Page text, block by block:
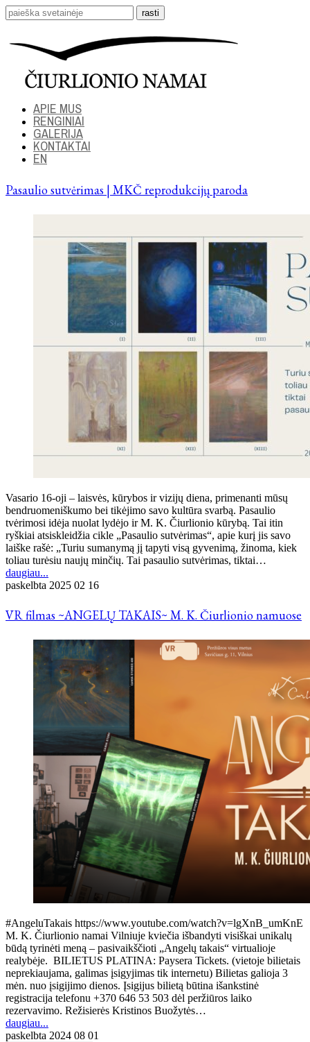
APIE MUS
RENGINIAI
GALERIJA
KONTAKTAI
EN
Pasaulio sutvėrimas | MKČ reprodukcijų paroda
Vasario 16-oji – laisvės, kūrybos ir vizijų diena, primenanti mūsų
bendruomeniškumo bei tikėjimo savo kultūra svarbą. Pasaulio
tvėrimosi idėja nuolat lydėjo ir M. K. Čiurlionio kūrybą. Tai itin
ryškiai atsiskleidžia cikle „Pasaulio sutvėrimas“, apie kurį jis savo
laiške rašė: „Turiu sumanymą jį tapyti visą gyvenimą, žinoma, kiek
toliau turėsiu naujų minčių. Tai pasaulio sutvėrimas, tiktai…
daugiau...
paskelbta 2025 02 16
VR filmas ~ANGELŲ TAKAIS~ M. K. Čiurlionio namuose
#AngeluTakais https://www.youtube.com/watch?v=lgXnB_umKnE
M. K. Čiurlionio namai Vilniuje kviečia išbandyti visiškai unikalų
būdą tyrinėti meną – pasivaikščioti „Angelų takais“ virtualioje
realybėje. BILIETUS PLATINA: Paysera Tickets. (vietoje bilietais
neprekiaujama, galimas įsigyjimas tik internetu) Bilietas galioja 3
mėn. nuo įsigijimo dienos. Įsigijus bilietą būtina išankstinė
registracija telefonu +370 646 53 503 dėl peržiūros laiko
rezervavimo. Režisierės Kristinos Buožytės…
daugiau...
paskelbta 2024 08 01